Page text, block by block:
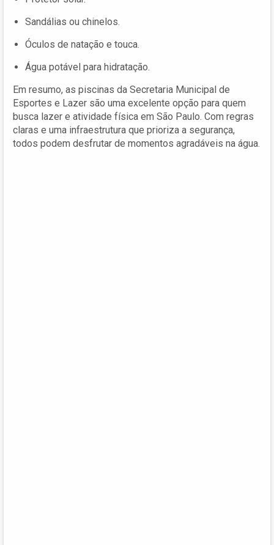
Sandálias ou chinelos.
Óculos de natação e touca.
Água potável para hidratação.
Em resumo, as piscinas da Secretaria Municipal de
Esportes e Lazer são uma excelente opção para quem
busca lazer e atividade física em São Paulo. Com regras
claras e uma infraestrutura que prioriza a segurança,
todos podem desfrutar de momentos agradáveis na água.